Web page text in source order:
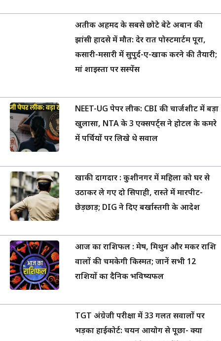
अतीक अहमद के सबसे छोटे बेटे अबान की
झांसी हादसे में मौत: देर रात पोस्टमार्टम पूरा,
कसारी-मसारी में सुपुर्द-ए-खाक करने की तैयारी;
मां शाइस्ता पर सस्पेंस
NEET-UG पेपर लीक: CBI की चार्जशीट में बड़ा
खुलासा, NTA के 3 एक्सपर्ट्स ने होटल के कमरे
में पर्चियों पर लिखे थे सवाल
खाकी दागदार : कुशीनगर में महिला को घर से
उठाकर ले गए दो सिपाही, रास्ते में मारपीट-
छेड़छाड़; DIG ने दिए बर्खास्तगी के आदेश
आज का राशिफल : मेष, मिथुन और मकर राशि
वालों की चमकेगी किस्मत; जानें सभी 12
राशियों का दैनिक भविष्यफल
TGT अंग्रेजी परीक्षा में 33 गलत सवालों पर
भड़का हाईकोर्ट: चयन आयोग से पूछा- क्या